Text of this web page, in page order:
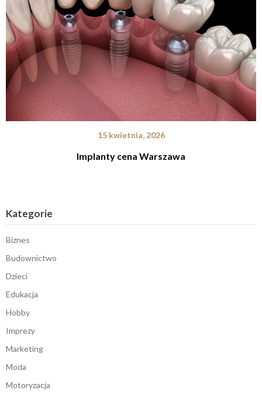
15 kwietnia, 2026
Implanty cena Warszawa
Kategorie
Biznes
Budownictwo
Dzieci
Edukacja
Hobby
Imprezy
Marketing
Moda
Motoryzacja